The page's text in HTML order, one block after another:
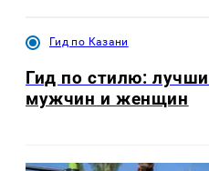
Гид по Казани
Гид по стилю:
мужчин и женщин